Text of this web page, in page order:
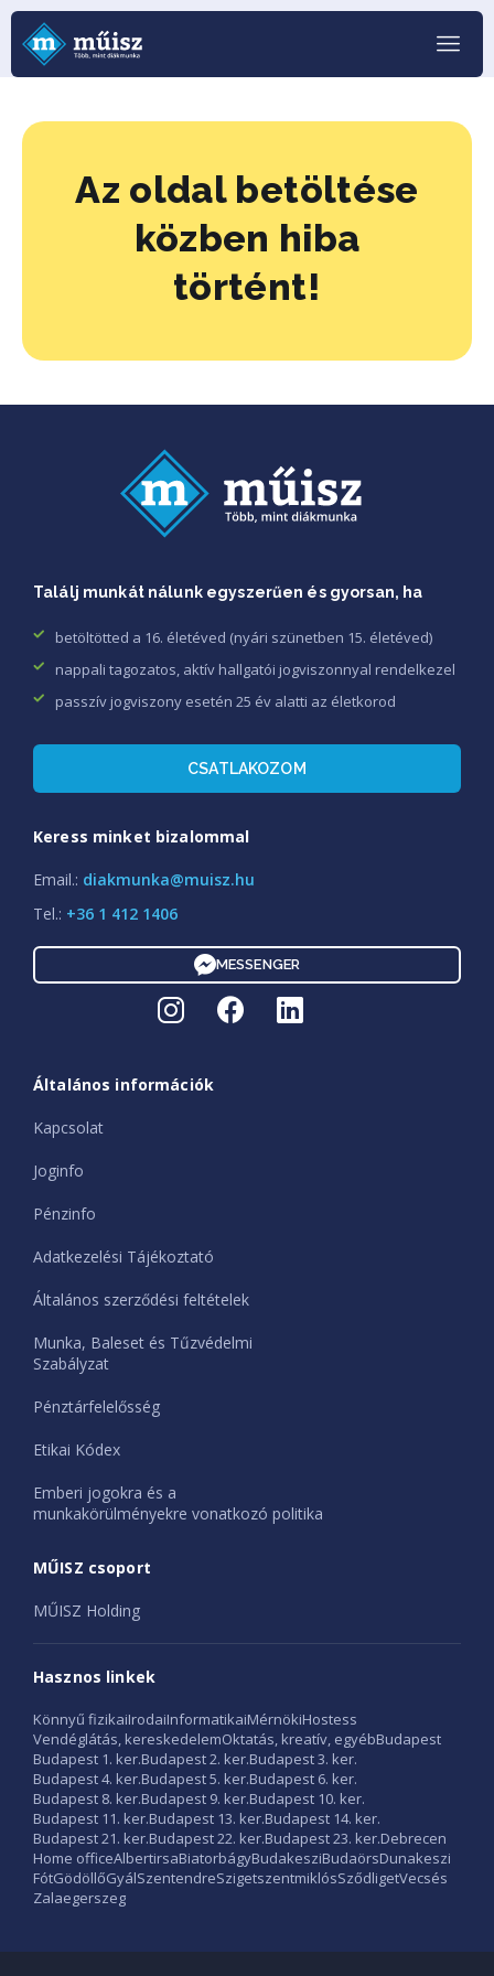
Az oldal betöltése
közben hiba
történt!
Találj munkát nálunk egyszerűen és gyorsan, ha
betöltötted a 16. életéved (nyári szünetben 15. életéved)
nappali tagozatos, aktív hallgatói jogviszonnyal rendelkezel
passzív jogviszony esetén 25 év alatti az életkorod
CSATLAKOZOM
Keress minket bizalommal
Email.: diakmunka@muisz.hu
Tel.: +36 1 412 1406
MESSENGER
Általános információk
Kapcsolat
Joginfo
Pénzinfo
Adatkezelési Tájékoztató
Általános szerződési feltételek
Munka, Baleset és Tűzvédelmi
Szabályzat
Pénztárfelelősség
Etikai Kódex
Emberi jogokra és a
munkakörülményekre vonatkozó politika
MŰISZ csoport
MŰISZ Holding
Hasznos linkek
Könnyű fizikaiIrodaiInformatikaiMérnökiHostess
Vendéglátás, kereskedelemOktatás, kreatív, egyébBudapest
Budapest 1. ker.Budapest 2. ker.Budapest 3. ker.
Budapest 4. ker.Budapest 5. ker.Budapest 6. ker.
Budapest 8. ker.Budapest 9. ker.Budapest 10. ker.
Budapest 11. ker.Budapest 13. ker.Budapest 14. ker.
Budapest 21. ker.Budapest 22. ker.Budapest 23. ker.Debrecen
Home officeAlbertirsaBiatorbágyBudakesziBudaörsDunakeszi
FótGödöllőGyálSzentendreSzigetszentmiklósSződligetVecsés
Zalaegerszeg